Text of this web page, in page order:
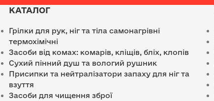
КАТАЛОГ
Грілки для рук, ніг та тіла самонагрівні
термохімічні
Засоби від комах: комарів, кліщів, бліх, клопів
Сухий пінний душ та вологий рушник
Присипки та нейтралізатори запаху для ніг та
взуття
Засоби для чищення зброї